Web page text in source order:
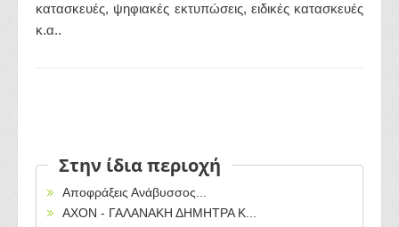
κατασκευές, ψηφιακές εκτυπώσεις, ειδικές κατασκευές
κ.α..
Στην ίδια περιοχή
Αποφράξεις Ανάβυσσος...
AXON - ΓΑΛΑΝΑΚΗ ΔΗΜΗΤΡΑ Κ...